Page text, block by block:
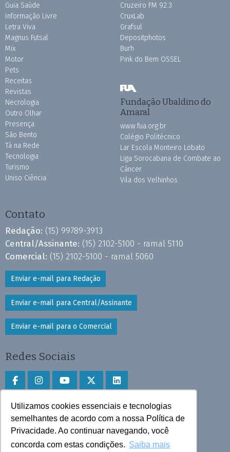
Utilizamos cookies essenciais e tecnologias
semelhantes de acordo com a nossa Política de
Privacidade. Ao continuar navegando, você
concorda com estas condições. Saiba mais
Guia Saúde
Informação Livre
Letra Viva
Magnus Futsal
Mix
Motor
Pets
Receitas
Revistas
Necrologia
Outro Olhar
Presença
São Bento
Tá na Rede
Tecnologia
Turismo
Uniso Ciência
Cruzeiro FM 92.3
CruxLab
Grafsul
Depositphotos
Burh
Pink do Bem OSSEL
Fundação Ubaldino do
Amaral
www.fua.org.br
Colégio Politécnico
Lar Escola Monteiro Lobato
Liga Sorocabana de Combate ao
Câncer
Vila dos Velhinhos
Contato
Redação: (15) 99789-3913
Central/Assinante: (15) 2102-5100 - ramal 5110
Comercial: (15) 2102-5100 - ramal 5060
Enviar e-mail para Redação
Enviar e-mail para Central/Assinante
Enviar e-mail para o Comercial
Redes Sociais
Faça download do aplicativo
Play Store e App Store